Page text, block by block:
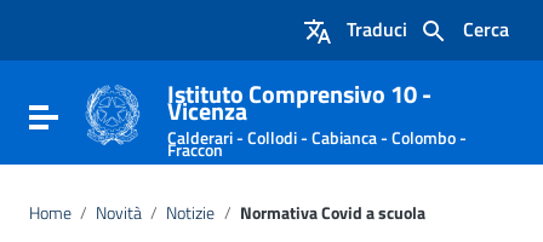
Vai al footer
Cerca
Traduci
Attiva / disattiva la navigazione
Istituto Comprensivo 10 -
Vicenza
Calderari - Collodi - Cabianca - Colombo -
Fraccon
Home / Novità / Notizie / Normativa Covid a scuola